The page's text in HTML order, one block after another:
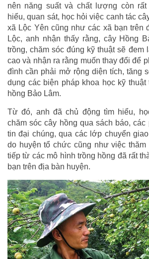
nên năng suất và chất lượng còn
hiểu, quan sát, học hỏi việc canh tác
xã Lộc Yên cũng như các xã bạn trên
Lộc, anh nhận thấy rằng, cây Hồng
trồng, chăm sóc đúng kỹ thuật sẽ đem
cao và nhận ra rằng muốn thay đổi để
đình cần phải mở rộng diện tích, tăng
dụng các biện pháp khoa học kỹ thuật
hồng Bảo Lâm.
Từ đó, anh đã chủ động tìm hiểu,
chăm sóc cây hồng qua sách báo,
tin đại chúng, qua các lớp chuyển
do huyện tổ chức cũng như việc
tiếp từ các mô hình trồng hồng đã rất
bạn trên địa bàn huyện.